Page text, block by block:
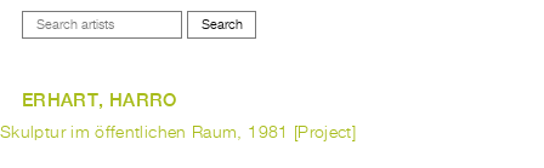
ERHART, HARRO
Skulptur im öffentlichen Raum, 1981 [Project]